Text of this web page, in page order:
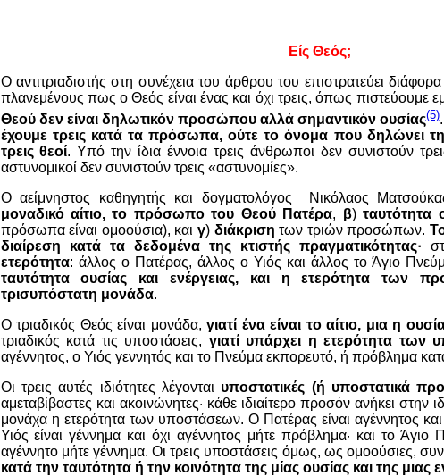
Είς Θεός;
Ο αντιτριαδιστής στη συνέχεια του άρθρου του επιστρατεύει
πλανεμένους πως ο Θεός είναι ένας και όχι τρεις, όπως πιστεύουμε
Θεού δεν είναι δηλωτικόν προσώπου αλλά σημαντικόν ουσίας(5).
έχουμε τρεις κατά τα πρόσωπα, ούτε το όνομα που δηλώνει
τρεις θεοί. Υπό την ίδια έννοια τρεις άνθρωποι δεν συνιστούν
αστυνομικοί δεν συνιστούν τρεις «αστυνομίες».
Ο αείμνηστος καθηγητής και δογματολόγος
Νικόλαος
μοναδικό αίτιο, το πρόσωπο του Θεού Πατέρα, β)ταυτότητα
πρόσωπα είναι ομοούσια), και γ) διάκριση των τριών προσώπων.
διαίρεση κατά τα δεδομένα της κτιστής πραγματικότητας·
ετερότητα: άλλος ο Πατέρας, άλλος ο Υιός και άλλος το Άγιο
ταυτότητα ουσίας και ενέργειας, και η ετερότητα των
τρισυπόστατη μονάδα.
Ο τριαδικός Θεός είναι μονάδα,γιατί ένα είναι το αίτιο, μια η
τριαδικός κατά τις υποστάσεις, γιατί υπάρχει η ετερότητα των
αγέννητος, ο Υιός γεννητός και το Πνεύμα εκπορευτό, ή πρόβλημα
Οι τρεις αυτές ιδιότητες λέγονται υποστατικές (ή υποστατικά
αμεταβίβαστες και ακοινώνητες· κάθε ιδιαίτερο προσόν ανήκει στην
μονάχα η ετερότητα των υποστάσεων. Ο Πατέρας είναι αγέννητος
Υιός είναι γέννημα και όχι αγέννητος μήτε πρόβλημα· και το Άγιο
αγέννητο μήτε γέννημα. Οι τρεις υποστάσεις όμως, ως ομοούσιες,
κατά την ταυτότητα ή την κοινότητα της μίας ουσίας και της μιας